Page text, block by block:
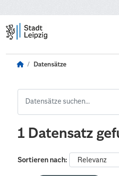
Datensätze
1 Datensatz
Sortieren nach